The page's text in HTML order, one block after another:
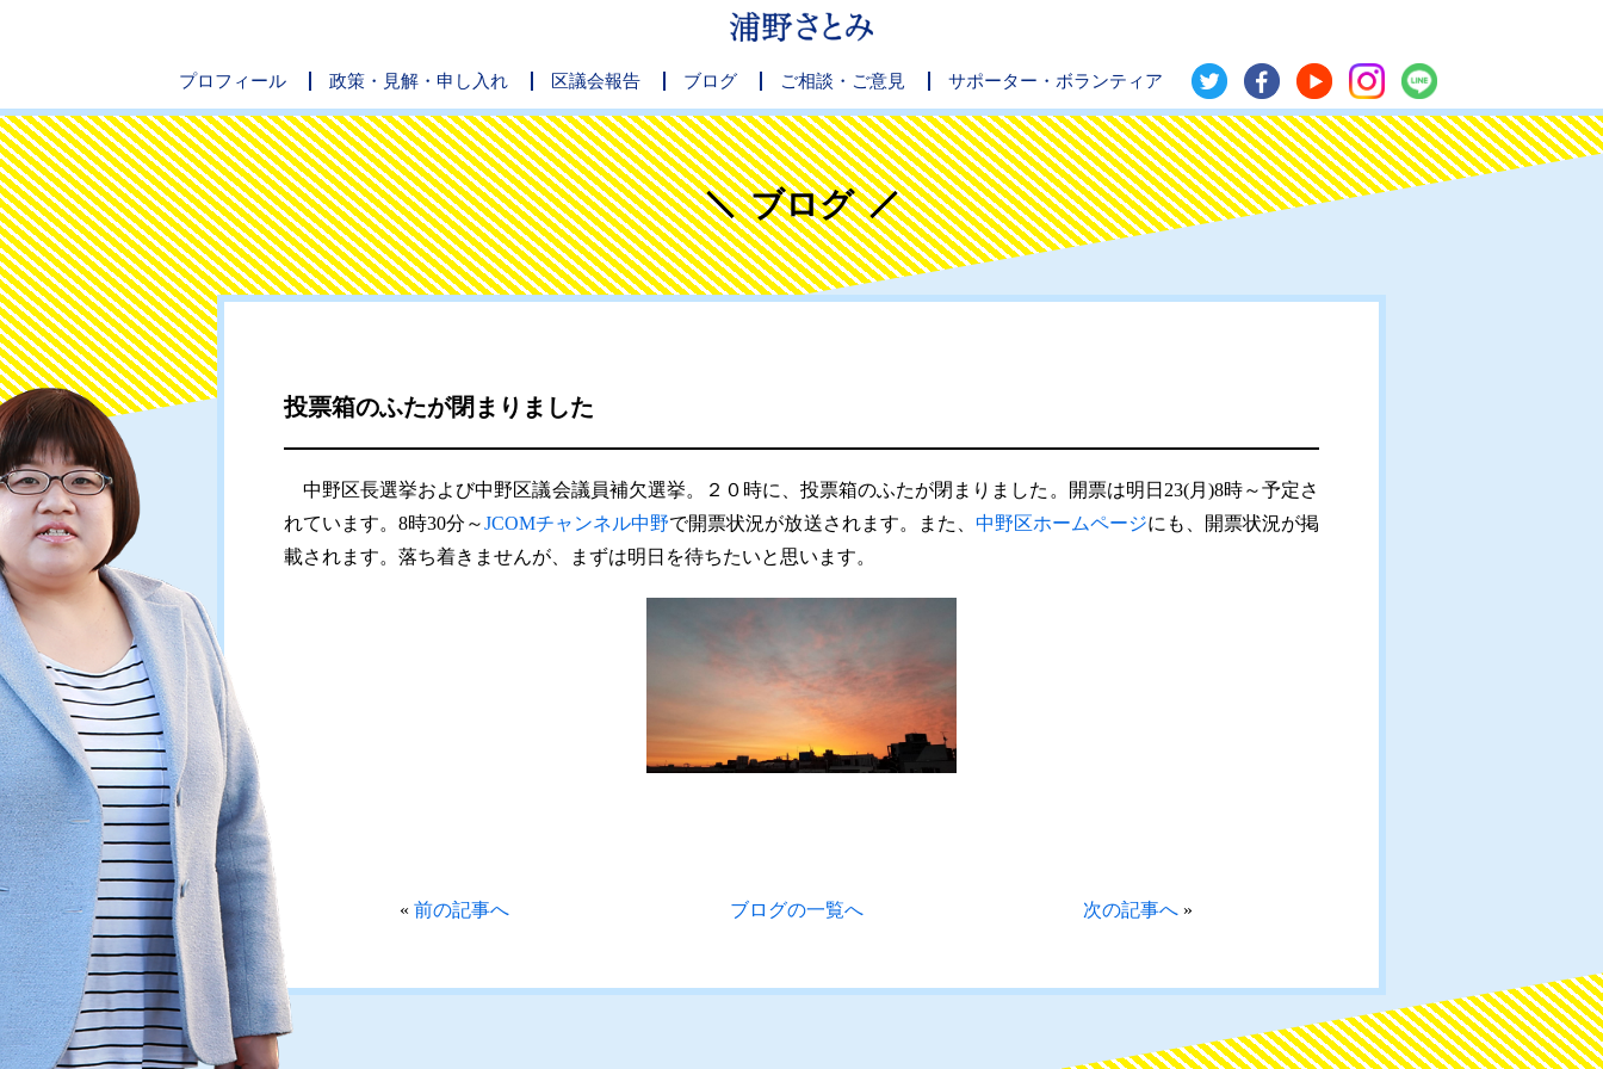
プロフィール 政策・見解・申し入れ 区議会報告 ブログ ご相談・ご意見 サポーター・ボランティア
ブログ
投票箱のふたが閉まりました
中野区長選挙および中野区議会議員補欠選挙。２０時に、投票箱のふたが閉まりました。開票は明日23(月)8時～予定さ
れています。8時30分～JCOMチャンネル中野で開票状況が放送されます。また、 中野区ホームページにも、開票状況が掲
載されます。落ち着きませんが、まずは明日を待ちたいと思います。
«前の記事へ ブログの一覧へ 次の記事へ »